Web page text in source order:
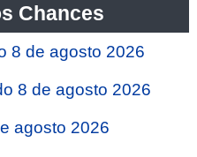
Chances
8 de agosto 2026
8 de agosto 2026
agosto 2026